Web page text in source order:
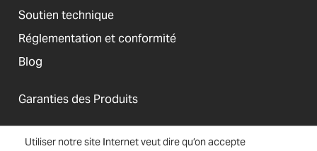
Utiliser notre site Internet veut dire qu’on accepte
Soutien technique
Réglementation et conformité
Blog
Garanties des Produits